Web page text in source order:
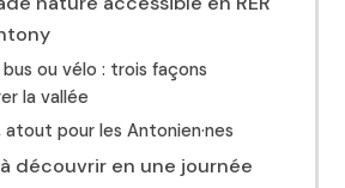
bus ou vélo : trois façons
la vallée
atout pour les Antonien·nes
découvrir en une journée